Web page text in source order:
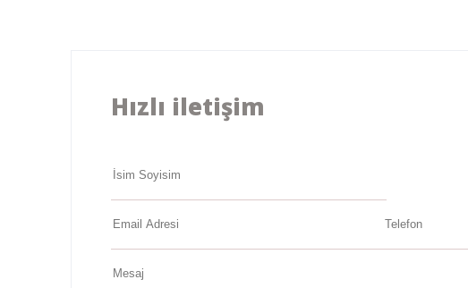
Hızlı iletişim